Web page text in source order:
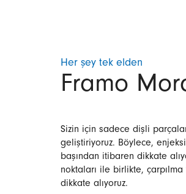
Her şey tek elden
Framo
Sizin için sadece dişli
geliştiriyoruz. Böylece,
başından itibaren dikkate
noktaları ile birlikte, çarpılma
dikkate alıyoruz.